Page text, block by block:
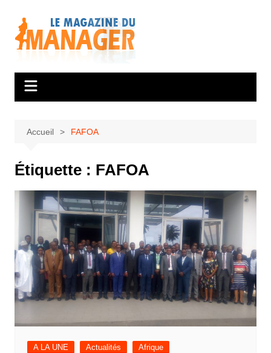
contenu
Accueil FAFOA
Étiquette : FAFOA
A LA UNE Actualités Afrique